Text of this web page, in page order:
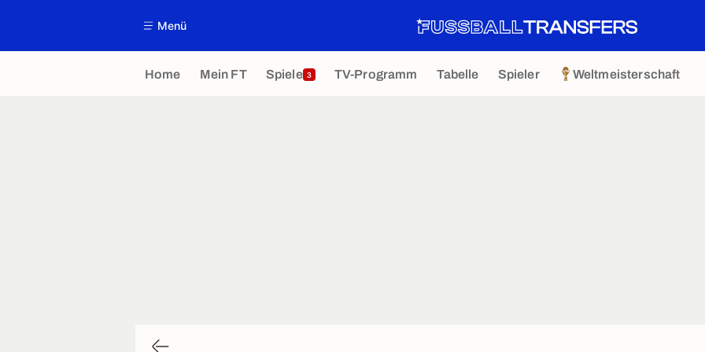
Menü
Home Mein FT Spiele 3 TV-Programm Tabelle Spieler Weltmeisterschaft